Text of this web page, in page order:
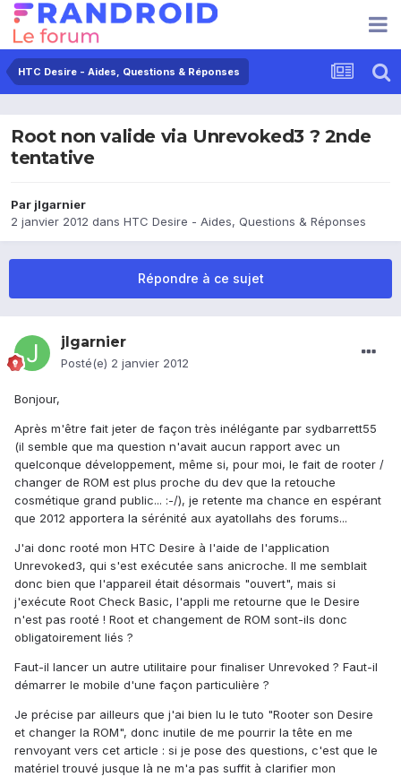
HTC Desire - Aides, Questions & Réponses
Root non valide via Unrevoked3 ? 2nde
tentative
Par jlgarnier
2 janvier 2012 dans HTC Desire - Aides, Questions & Réponses
Répondre à ce sujet
jlgarnier
Posté(e) 2 janvier 2012
Bonjour,
Après m'être fait jeter de façon très inélégante par sydbarrett55
(il semble que ma question n'avait aucun rapport avec un
quelconque développement, même si, pour moi, le fait de rooter /
changer de ROM est plus proche du dev que la retouche
cosmétique grand public... :-/), je retente ma chance en espérant
que 2012 apportera la sérénité aux ayatollahs des forums...
J'ai donc rooté mon HTC Desire à l'aide de l'application
Unrevoked3, qui s'est exécutée sans anicroche. Il me semblait
donc bien que l'appareil était désormais "ouvert", mais si
j'exécute Root Check Basic, l'appli me retourne que le Desire
n'est pas rooté ! Root et changement de ROM sont-ils donc
obligatoirement liés ?
Faut-il lancer un autre utilitaire pour finaliser Unrevoked ? Faut-il
démarrer le mobile d'une façon particulière ?
Je précise par ailleurs que j'ai bien lu le tuto "Rooter son Desire
et changer la ROM", donc inutile de me pourrir la tête en me
renvoyant vers cet article : si je pose des questions, c'est que le
matériel trouvé jusque là ne m'a pas suffit à clarifier mon